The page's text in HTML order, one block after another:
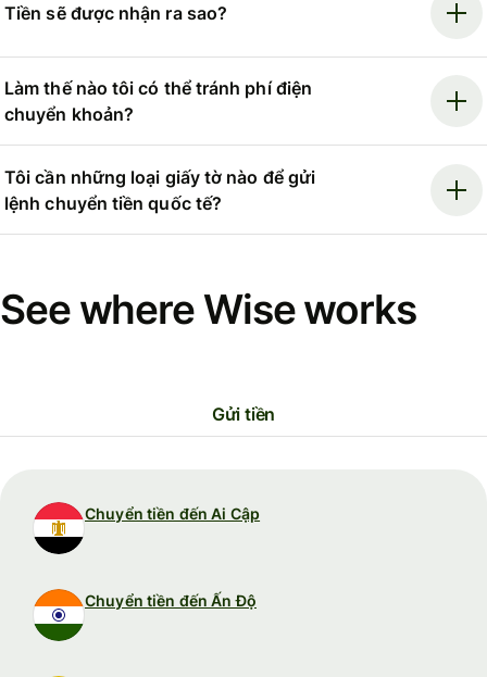
Tiền sẽ được nhận ra sao?
Làm thế nào tôi có thể tránh phí điện
chuyển khoản?
Tôi cần những loại giấy tờ nào để gửi
lệnh chuyển tiền quốc tế?
See where Wise works
Gửi tiền
Chuyển tiền đến Ai Cập
Chuyển tiền đến Ấn Độ